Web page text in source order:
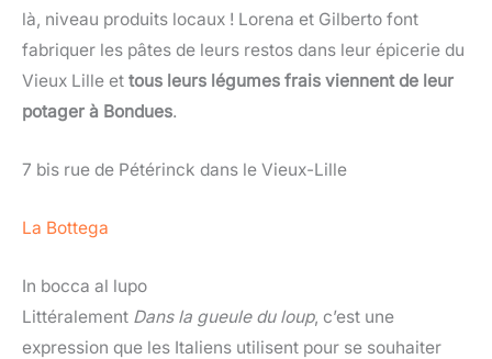
là, niveau produits locaux ! Lorena et Gilberto font
fabriquer les pâtes de leurs restos dans leur épicerie du
Vieux Lille et tous leurs légumes frais viennent de leur
potager à Bondues.
7 bis rue de Pétérinck dans le Vieux-Lille
La Bottega
In bocca al lupo
Littéralement Dans la gueule du loup, c’est une
expression que les Italiens utilisent pour se souhaiter